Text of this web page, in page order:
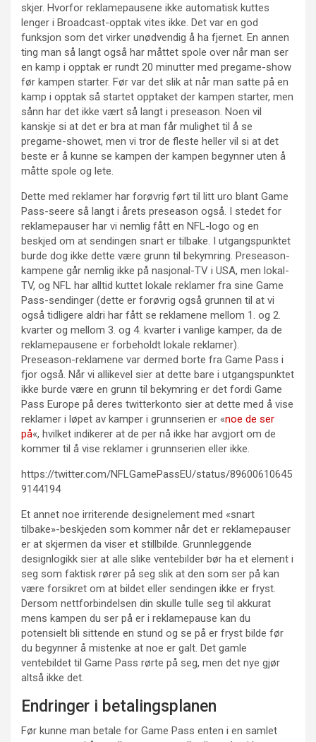
skjer. Hvorfor reklamepausene ikke automatisk kuttes
lenger i Broadcast-opptak vites ikke. Det var en god
funksjon som det virker unødvendig å ha fjernet. En annen
ting man så langt også har måttet spole over når man ser
en kamp i opptak er rundt 20 minutter med pregame-show
før kampen starter. Før var det slik at når man satte på en
kamp i opptak så startet opptaket der kampen starter, men
sånn har det ikke vært så langt i preseason. Noen vil
kanskje si at det er bra at man får mulighet til å se
pregame-showet, men vi tror de fleste heller vil si at det
beste er å kunne se kampen der kampen begynner uten å
måtte spole og lete.
Dette med reklamer har forøvrig ført til litt uro blant Game
Pass-seere så langt i årets preseason også. I stedet for
reklamepauser har vi nemlig fått en NFL-logo og en
beskjed om at sendingen snart er tilbake. I utgangspunktet
burde dog ikke dette være grunn til bekymring. Preseason-
kampene går nemlig ikke på nasjonal-TV i USA, men lokal-
TV, og NFL har alltid kuttet lokale reklamer fra sine Game
Pass-sendinger (dette er forøvrig også grunnen til at vi
også tidligere aldri har fått se reklamene mellom 1. og 2.
kvarter og mellom 3. og 4. kvarter i vanlige kamper, da de
reklamepausene er forbeholdt lokale reklamer).
Preseason-reklamene var dermed borte fra Game Pass i
fjor også. Når vi allikevel sier at dette bare i utgangspunktet
ikke burde være en grunn til bekymring er det fordi Game
Pass Europe på deres twitterkonto sier at dette med å vise
reklamer i løpet av kamper i grunnserien er «noe de ser
på«, hvilket indikerer at de per nå ikke har avgjort om de
kommer til å vise reklamer i grunnserien eller ikke.
https://twitter.com/NFLGamePassEU/status/89600610645
9144194
Et annet noe irriterende designelement med «snart
tilbake»-beskjeden som kommer når det er reklamepauser
er at skjermen da viser et stillbilde. Grunnleggende
designlogikk sier at alle slike ventebilder bør ha et element i
seg som faktisk rører på seg slik at den som ser på kan
være forsikret om at bildet eller sendingen ikke er fryst.
Dersom nettforbindelsen din skulle tulle seg til akkurat
mens kampen du ser på er i reklamepause kan du
potensielt bli sittende en stund og se på er fryst bilde før
du begynner å mistenke at noe er galt. Det gamle
ventebildet til Game Pass rørte på seg, men det nye gjør
altså ikke det.
Endringer i betalingsplanen
Før kunne man betale for Game Pass enten i en samlet